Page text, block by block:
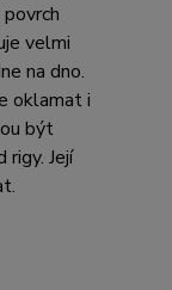
velmi
na dno.
oklamat i
být
Její